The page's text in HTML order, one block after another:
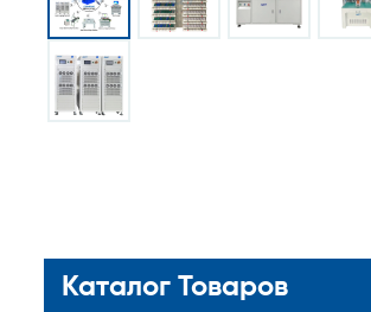
Каталог Товаров